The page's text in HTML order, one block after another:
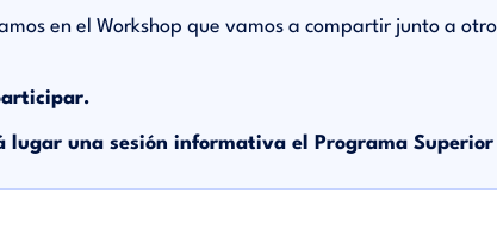
en el Workshop que vamos a compartir junto a
una sesión informativa el Programa Superior